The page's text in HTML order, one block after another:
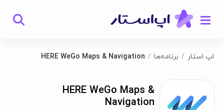
اپ استار برنامه‌ها HERE WeGo Maps & Navigation
HERE WeGo Maps &
Navigation